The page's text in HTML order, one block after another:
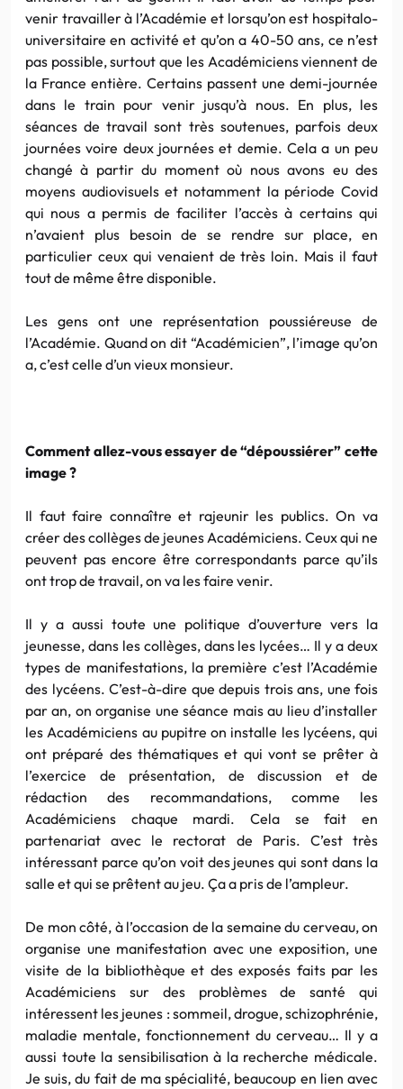
venir travailler à l’Académie et lorsqu’on est hospitalo-
universitaire en activité et qu’on a 40-50 ans, ce n’est
pas possible, surtout que les Académiciens viennent de
la France entière. Certains passent une demi-journée
dans le train pour venir jusqu’à nous. En plus, les
séances de travail sont très soutenues, parfois deux
journées voire deux journées et demie. Cela a un peu
changé à partir du moment où nous avons eu des
moyens audiovisuels et notamment la période Covid
qui nous a permis de faciliter l’accès à certains qui
n’avaient plus besoin de se rendre sur place, en
particulier ceux qui venaient de très loin. Mais il faut
tout de même être disponible.
Les gens ont une représentation poussiéreuse de
l’Académie. Quand on dit “Académicien”, l’image qu’on
a, c’est celle d’un vieux monsieur.
Comment allez-vous essayer de “dépoussiérer” cette
image ?
Il faut faire connaître et rajeunir les publics. On va
créer des collèges de jeunes Académiciens. Ceux qui ne
peuvent pas encore être correspondants parce qu’ils
ont trop de travail, on va les faire venir.
Il y a aussi toute une politique d’ouverture vers la
jeunesse, dans les collèges, dans les lycées… Il y a deux
types de manifestations, la première c’est l’Académie
des lycéens. C’est-à-dire que depuis trois ans, une fois
par an, on organise une séance mais au lieu d’installer
les Académiciens au pupitre on installe les lycéens, qui
ont préparé des thématiques et qui vont se prêter à
l’exercice de présentation, de discussion et de
rédaction des recommandations, comme les
Académiciens chaque mardi. Cela se fait en
partenariat avec le rectorat de Paris. C’est très
intéressant parce qu’on voit des jeunes qui sont dans la
salle et qui se prêtent au jeu. Ça a pris de l’ampleur.
De mon côté, à l’occasion de la semaine du cerveau, on
organise une manifestation avec une exposition, une
visite de la bibliothèque et des exposés faits par les
Académiciens sur des problèmes de santé qui
intéressent les jeunes : sommeil, drogue, schizophrénie,
maladie mentale, fonctionnement du cerveau… Il y a
aussi toute la sensibilisation à la recherche médicale.
Je suis, du fait de ma spécialité, beaucoup en lien avec